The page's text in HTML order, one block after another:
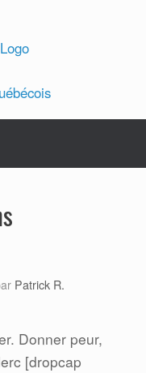
Patrick R.
Donner peur,
[dropcap